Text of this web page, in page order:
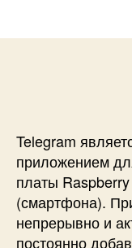
Telegram
приложением
платы
(смартфона).
непрерывно и
постоянно